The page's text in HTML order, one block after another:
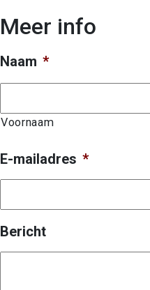
Meer info
Naam *
Voornaam
E-mailadres *
Bericht